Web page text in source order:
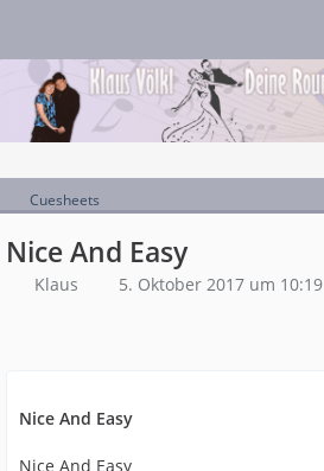
Cuesheets
Nice And Easy
Klaus 5. Oktober 2017 um 10:19
Nice And Easy
Nice And Easy